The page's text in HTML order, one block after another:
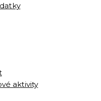
aktivity